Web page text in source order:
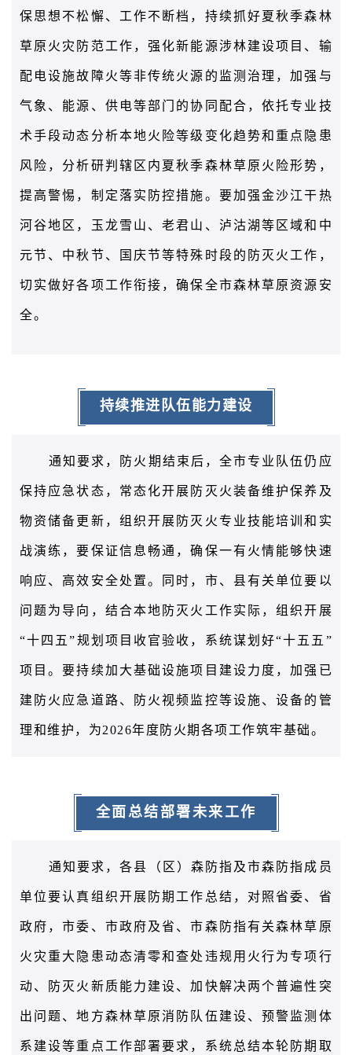
保思想不松懈、工作不断档，持续抓好夏秋季森林
草原火灾防范工作，强化新能源涉林建设项目、输
配电设施故障火等非传统火源的监测治理，加强与
气象、能源、供电等部门的协同配合，依托专业技
术手段动态分析本地火险等级变化趋势和重点隐患
风险，分析研判辖区内夏秋季森林草原火险形势，
提高警惕，制定落实防控措施。要加强金沙江干热
河谷地区，玉龙雪山、老君山、泸沽湖等区域和中
元节、中秋节、国庆节等特殊时段的防灭火工作，
切实做好各项工作衔接，确保全市森林草原资源安
全。
持续推进队伍能力建设
通知要求，防火期结束后， 全市专业队伍仍应
保持应急状态，常态化开展防灭火装备维护保养及
物资储备更新，组织开展防灭火专业技能培训和实
战演练，要保证信息畅通，确保一有火情能够快速
响应、高效安全处置。同时， 市、县有关单位要以
问题为导向，结合本地防灭火工作实际，组织开展
“十四五”规划项目收官验收，系统谋划好“十五五”
项目。要持续加大基础设施项目建设力度，加强已
建防火应急道路、防火视频监控等设施、设备的管
理和维护，为2026年度防火期各项工作筑牢基础。
全面总结部署未来工作
通知要求，各县（区）森防指及市森 防指成员
单位要认真组织开展防期工作总结，对照省委、省
政府，市委、市政府及省 、市森防指有关森林草原
火灾重大隐患动态清零和查处违规用火行为专项行
动、防灭火新质能力建设、加快解决两个普遍性突
出问题、地方森林草原消防队伍建设、预警监测体
系建设等重点工作部署要求，系统总结本轮防期取